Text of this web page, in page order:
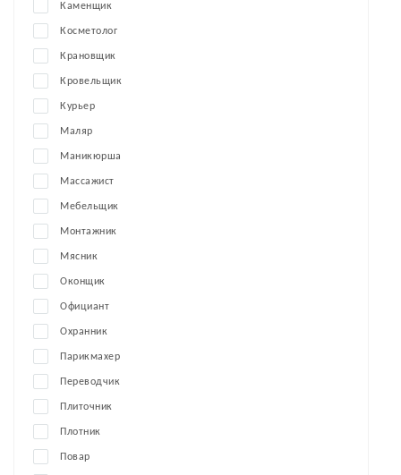
Каменщик
Косметолог
Крановщик
Кровельщик
Курьер
Маляр
Маникюрша
Массажист
Мебельщик
Монтажник
Мясник
Оконщик
Официант
Охранник
Парикмахер
Переводчик
Плиточник
Плотник
Повар